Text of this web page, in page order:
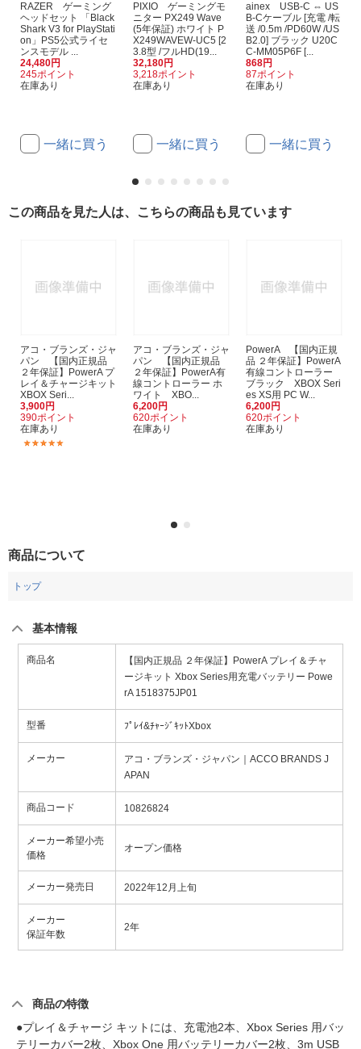
RAZER ゲーミング
ヘッドセット 「Black
Shark V3 for PlayStati
on」PS5公式ライセ
ンスモデル ...
24,480円
245ポイント
在庫あり
一緒に買う
PIXIO ゲーミングモ
ニター PX249 Wave
(5年保証) ホワイト P
X249WAVEW-UC5 [2
3.8型 /フルHD(19...
32,180円
3,218ポイント
在庫あり
一緒に買う
ainex USB-C ⇔ US
B-Cケーブル [充電 /転
送 /0.5m /PD60W /US
B2.0] ブラック U20C
C-MM05P6F [...
868円
87ポイント
在庫あり
一緒に買う
この商品を見た人は、こちらの商品も見ています
アコ・ブランズ・ジャ
パン 【国内正規品
２年保証】PowerA プ
レイ＆チャージキット
XBOX Seri...
3,900円
390ポイント
在庫あり
アコ・ブランズ・ジャ
パン 【国内正規品
２年保証】PowerA有
線コントローラー ホ
ワイト XBO...
6,200円
620ポイント
在庫あり
PowerA 【国内正規
品 ２年保証】PowerA
有線コントローラー
ブラック XBOX Seri
es XS用 PC W...
6,200円
620ポイント
在庫あり
商品について
トップ
基本情報
商品名
【国内正規品 ２年保証】PowerA プレイ＆チャ
ージキット Xbox Series用充電バッテリー Powe
rA 1518375JP01
型番 ﾌﾟﾚｲ&ﾁｬｰｼﾞｷｯﾄXbox
メーカー
アコ・ブランズ・ジャパン｜ACCO BRANDS J
APAN
商品コード 10826824
メーカー希望小売
価格
オープン価格
メーカー発売日 2022年12月上旬
メーカー
保証年数
2年
商品の特徴
●プレイ＆チャージ キットには、充電池2本、Xbox Series 用バッ
テリーカバー2枚、Xbox One 用バッテリーカバー2枚、3m USB